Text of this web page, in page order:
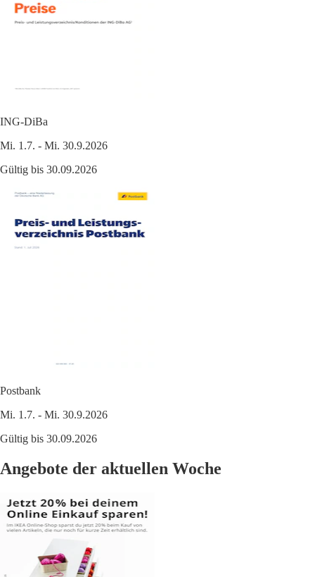
ING-DiBa
Mi. 1.7. - Mi. 30.9.2026
Gültig bis 30.09.2026
Postbank
Mi. 1.7. - Mi. 30.9.2026
Gültig bis 30.09.2026
Angebote der aktuellen Woche